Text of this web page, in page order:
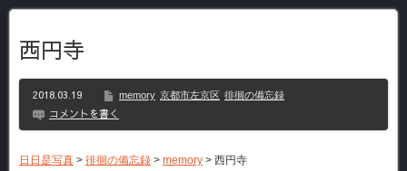
西円寺
2018.03.19 memory 京都市左京区 徘徊の備忘録
コメントを書く
日日是写真 > 徘徊の備忘録 > memory > 西円寺